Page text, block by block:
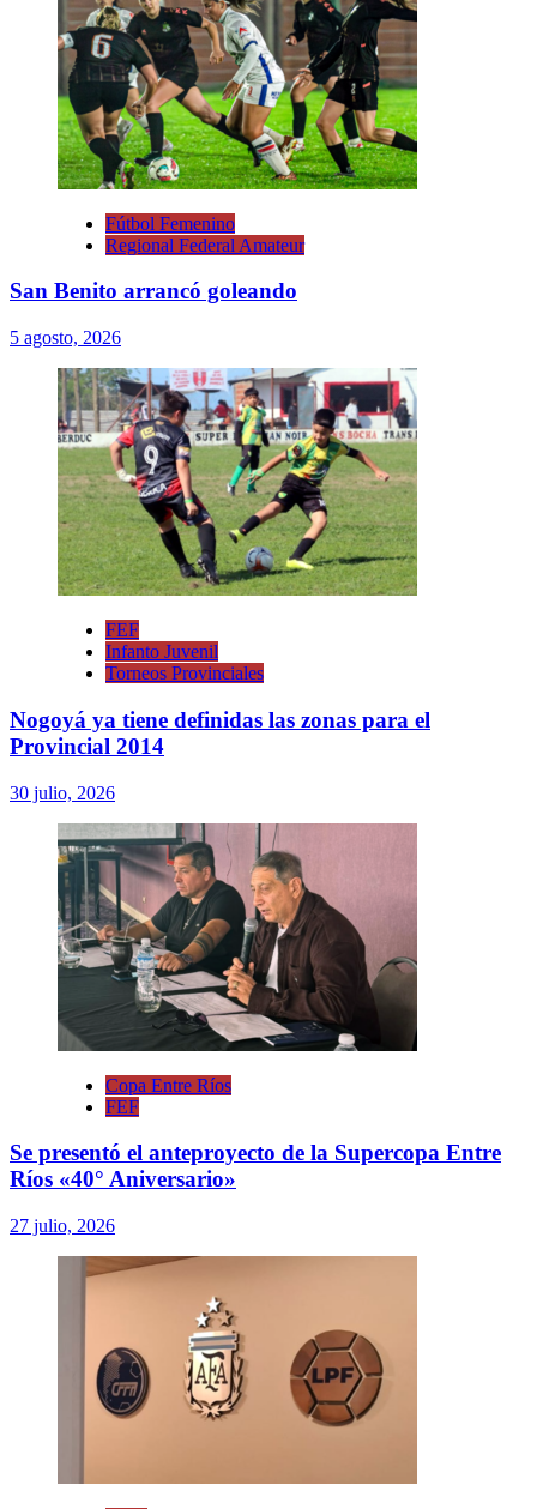
Fútbol Femenino
Regional Federal Amateur
San Benito arrancó goleando
5 agosto, 2026
FEF
Infanto Juvenil
Torneos Provinciales
Nogoyá ya tiene definidas las zonas para el
Provincial 2014
30 julio, 2026
Copa Entre Ríos
FEF
Se presentó el anteproyecto de la Supercopa Entre
Ríos «40° Aniversario»
27 julio, 2026